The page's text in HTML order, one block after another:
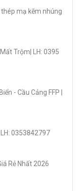
mạ kẽm nhúng
Trộm| LH: 0395
- Cầu Cảng FFP |
0353842797
Rẻ Nhất 2026